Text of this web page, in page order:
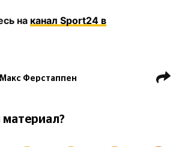
на канал Sport24 в
Макс Ферстаппен
Шарль Леклер
материал?